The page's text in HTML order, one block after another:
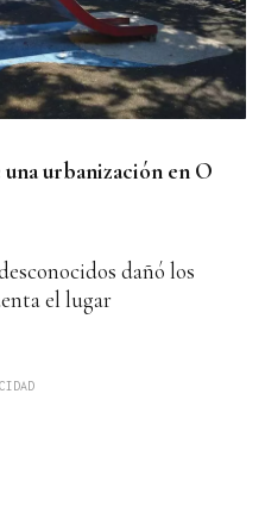
urbanización en O
dañó los
el lugar